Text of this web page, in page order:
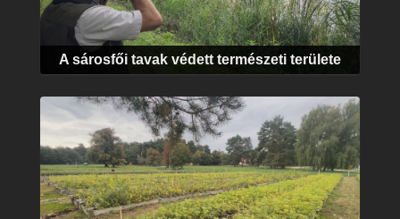
A sárosfői tavak védett természeti területe